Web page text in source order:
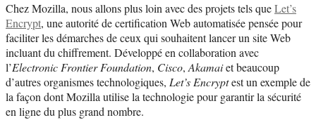
Chez Mozilla, nous allons plus loin avec des projets tels queLet’s
Encrypt, une autorité de certification Web automatisée pensée pour
faciliter les démarches de ceux qui souhaitent lancer un site Web
incluant du chiffrement. Développé en collaboration avec
l’Electronic Frontier Foundation, Cisco, Akamaiet beaucoup
d’autres organismes technologiques, Let’s Encryptest un exemple de
la façon dont Mozilla utilise la technologie pour garantir la sécurité
en ligne du plus grand nombre.